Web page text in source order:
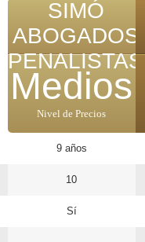
SIMÓ
ABOGADOS
PENALISTAS
Medios
Nivel de Precios
9 años
10
Sí